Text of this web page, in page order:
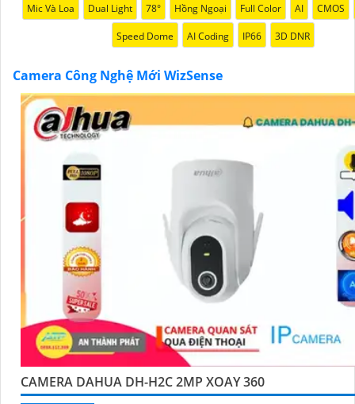
Mic Và Loa Dual Light 78° Hồng Ngoại Full Color AI CMOS
Speed Dome AI Coding IP66 3D DNR
Camera Công Nghệ Mới WizSense
CAMERA DAHUA DH-H2C 2MP XOAY 360